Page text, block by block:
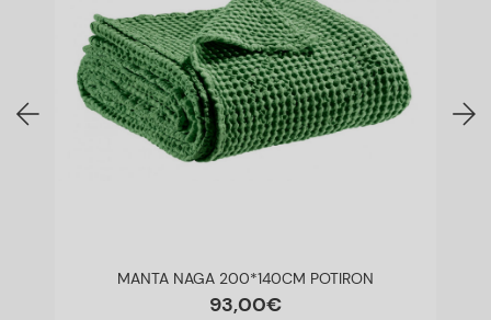
MANTA NAGA 200*140CM POTIRON
93,00€